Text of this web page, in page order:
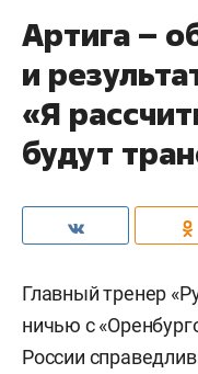
Артига –
и
«Я
будут
Главный тренер
ничью с
России